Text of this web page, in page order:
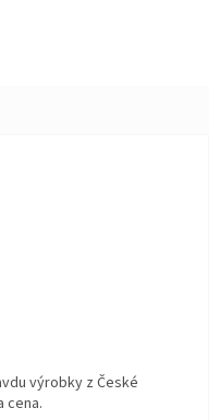
z 5 hvězdiček.
z 5 hvězdiček.
výrobky z České
cena.